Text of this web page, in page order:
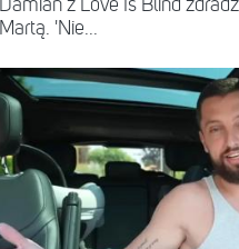
Damian z Love Is Blind
Martą. 'Nie...